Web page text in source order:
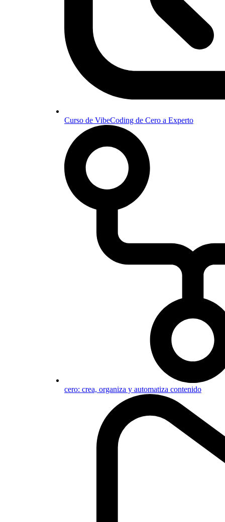
Curso de VibeCoding de Cero a Experto
cero: crea, organiza y automatiza contenido